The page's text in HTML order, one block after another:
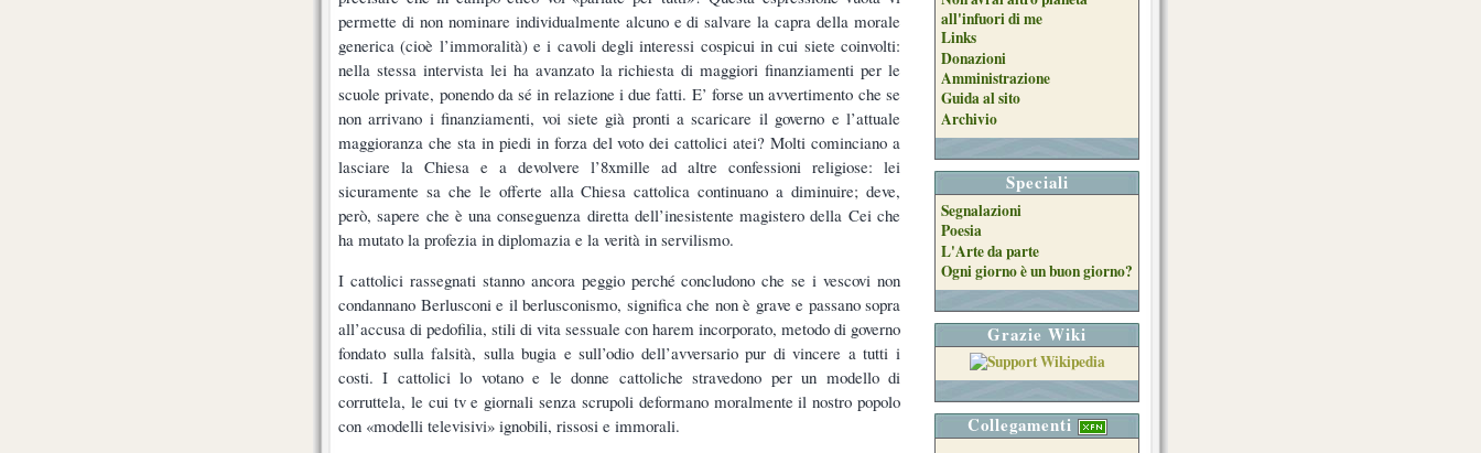
permette di non nominare individualmente alcuno e di salvare la capra della morale
generica (cioè l’immoralità) e i cavoli degli interessi cospicui in cui siete coinvolti:
nella stessa intervista lei ha avanzato la richiesta di maggiori finanziamenti per le
scuole private, ponendo da sé in relazione i due fatti. E’ forse un avvertimento che se
non arrivano i finanziamenti, voi siete già pronti a scaricare il governo e l’attuale
maggioranza che sta in piedi in forza del voto dei cattolici atei? Molti cominciano a
lasciare la Chiesa e a devolvere l’8xmille ad altre confessioni religiose: lei
sicuramente sa che le offerte alla Chiesa cattolica continuano a diminuire; deve,
però, sapere che è una conseguenza diretta dell’inesistente magistero della Cei che
ha mutato la profezia in diplomazia e la verità in servilismo.
I cattolici rassegnati stanno ancora peggio perché concludono che se i vescovi non
condannano Berlusconi e il berlusconismo, significa che non è grave e passano sopra
all’accusa di pedofilia, stili di vita sessuale con harem incorporato, metodo di governo
fondato sulla falsità, sulla bugia e sull’odio dell’avversario pur di vincere a tutti i
costi. I cattolici lo votano e le donne cattoliche stravedono per un modello di
corruttela, le cui tv e giornali senza scrupoli deformano moralmente il nostro popolo
con «modelli televisivi» ignobili, rissosi e immorali.
all'infuori di me
Links
Donazioni
Amministrazione
Guida al sito
Archivio
Speciali
Segnalazioni
Poesia
L'Arte da parte
Ogni giorno è un buon giorno?
Grazie Wiki
Collegamenti